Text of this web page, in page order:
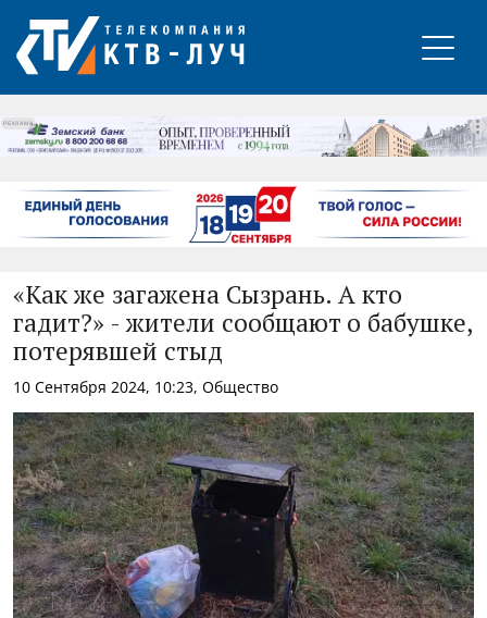
РЕКЛАМА
«Как же загажена Сызрань. А кто
гадит?» - жители сообщают о бабушке,
потерявшей стыд
10 Сентября 2024, 10:23, Общество